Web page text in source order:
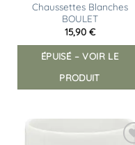
Chaussettes Blanches
BOULET
15,90 €
ÉPUISÉ – VOIR LE
PRODUIT